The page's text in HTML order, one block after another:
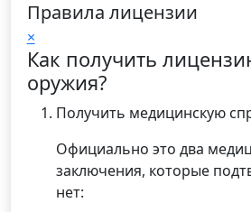
Правила лицензии
×
Как получить
оружия?
Получить медицинскую
Официально это два
заключения, которые
нет: